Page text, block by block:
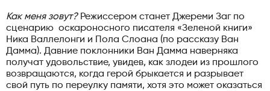
Как меня зовут? Режиссером станет Джереми Заг по
сценарию оскароносного писателя «Зеленой книги»
Ника Валлелонги и Пола Слоана (по рассказу Ван
Дамма). Давние поклонники Ван Дамма наверняка
получат удовольствие, увидев, как злодеи из прошлого
возвращаются, когда герой брыкается и разрывает
свой путь по переулку памяти, хотя это может оказаться